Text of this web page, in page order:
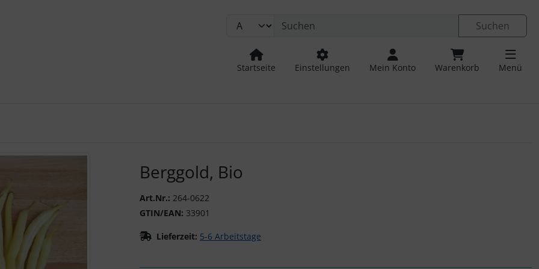
Suchen
Startseite Einstellungen Mein Konto Warenkorb Menü
Berggold, Bio
Art.Nr.: 264-0622
GTIN/EAN: 33901
Lieferzeit: 5-6 Arbeitstage
" und "Vor-Button" nutzen, um zwischen den Bildern zu navigieren. Zum Vergrößern klicken Sie auf das Bild.